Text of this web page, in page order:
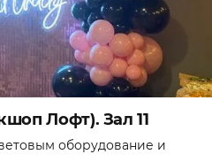
Лофт). Зал 11
оборудование и